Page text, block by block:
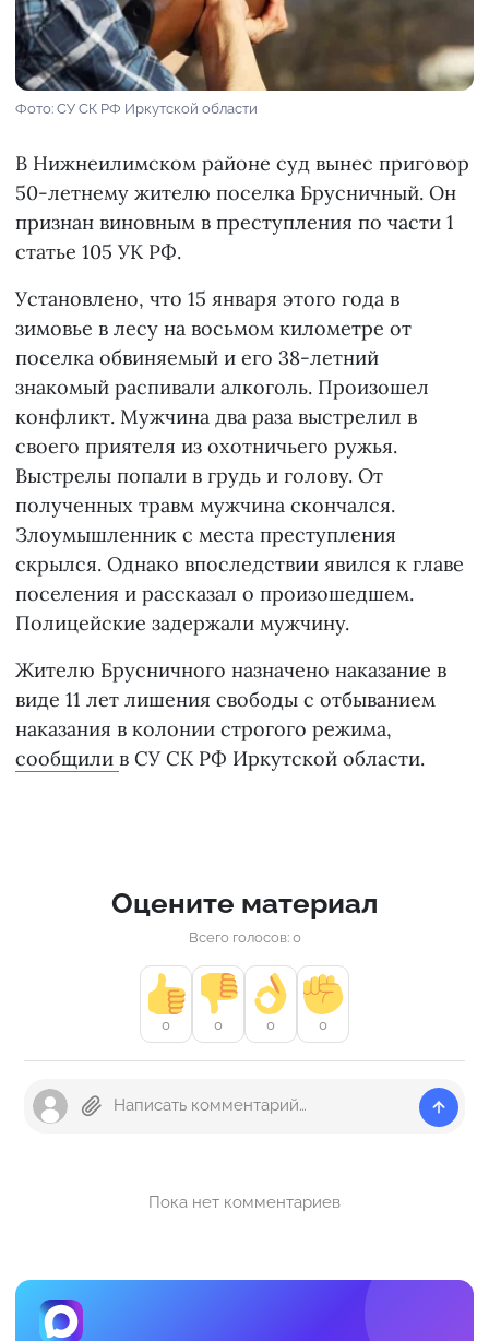
Фото: СУ СК РФ Иркутской области
В Нижнеилимском районе суд вынес приговор
50-летнему жителю поселка Брусничный. Он
признан виновным в преступления по части 1
статье 105 УК РФ.
Установлено, что 15 января этого года в
зимовье в лесу на восьмом километре от
поселка обвиняемый и его 38-летний
знакомый распивали алкоголь. Произошел
конфликт. Мужчина два раза выстрелил в
своего приятеля из охотничьего ружья.
Выстрелы попали в грудь и голову. От
полученных травм мужчина скончался.
Злоумышленник с места преступления
скрылся. Однако впоследствии явился к главе
поселения и рассказал о произошедшем.
Полицейские задержали мужчину.
Жителю Брусничного назначено наказание в
виде 11 лет лишения свободы с отбыванием
наказания в колонии строгого режима,
сообщили в СУ СК РФ Иркутской области.
Оцените материал
Всего голосов: 0
0 0 0 0
Пока нет комментариев